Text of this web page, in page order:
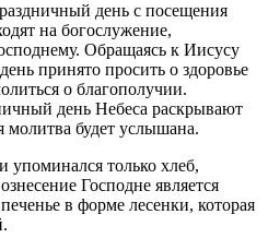
день с посещения
на богослужение,
Обращаясь к Иисусу
принято просить о здоровье
о благополучии.
день Небеса раскрывают
молитва будет услышана.
упоминался только хлеб,
Господне является
в форме лесенки, которая